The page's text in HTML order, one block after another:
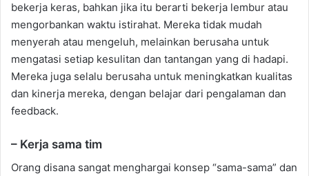
bekerja keras, bahkan jika itu berarti bekerja lembur atau
mengorbankan waktu istirahat. Mereka tidak mudah
menyerah atau mengeluh, melainkan berusaha untuk
mengatasi setiap kesulitan dan tantangan yang di hadapi.
Mereka juga selalu berusaha untuk meningkatkan kualitas
dan kinerja mereka, dengan belajar dari pengalaman dan
feedback.
– Kerja sama tim
Orang disana sangat menghargai konsep “sama-sama” dan